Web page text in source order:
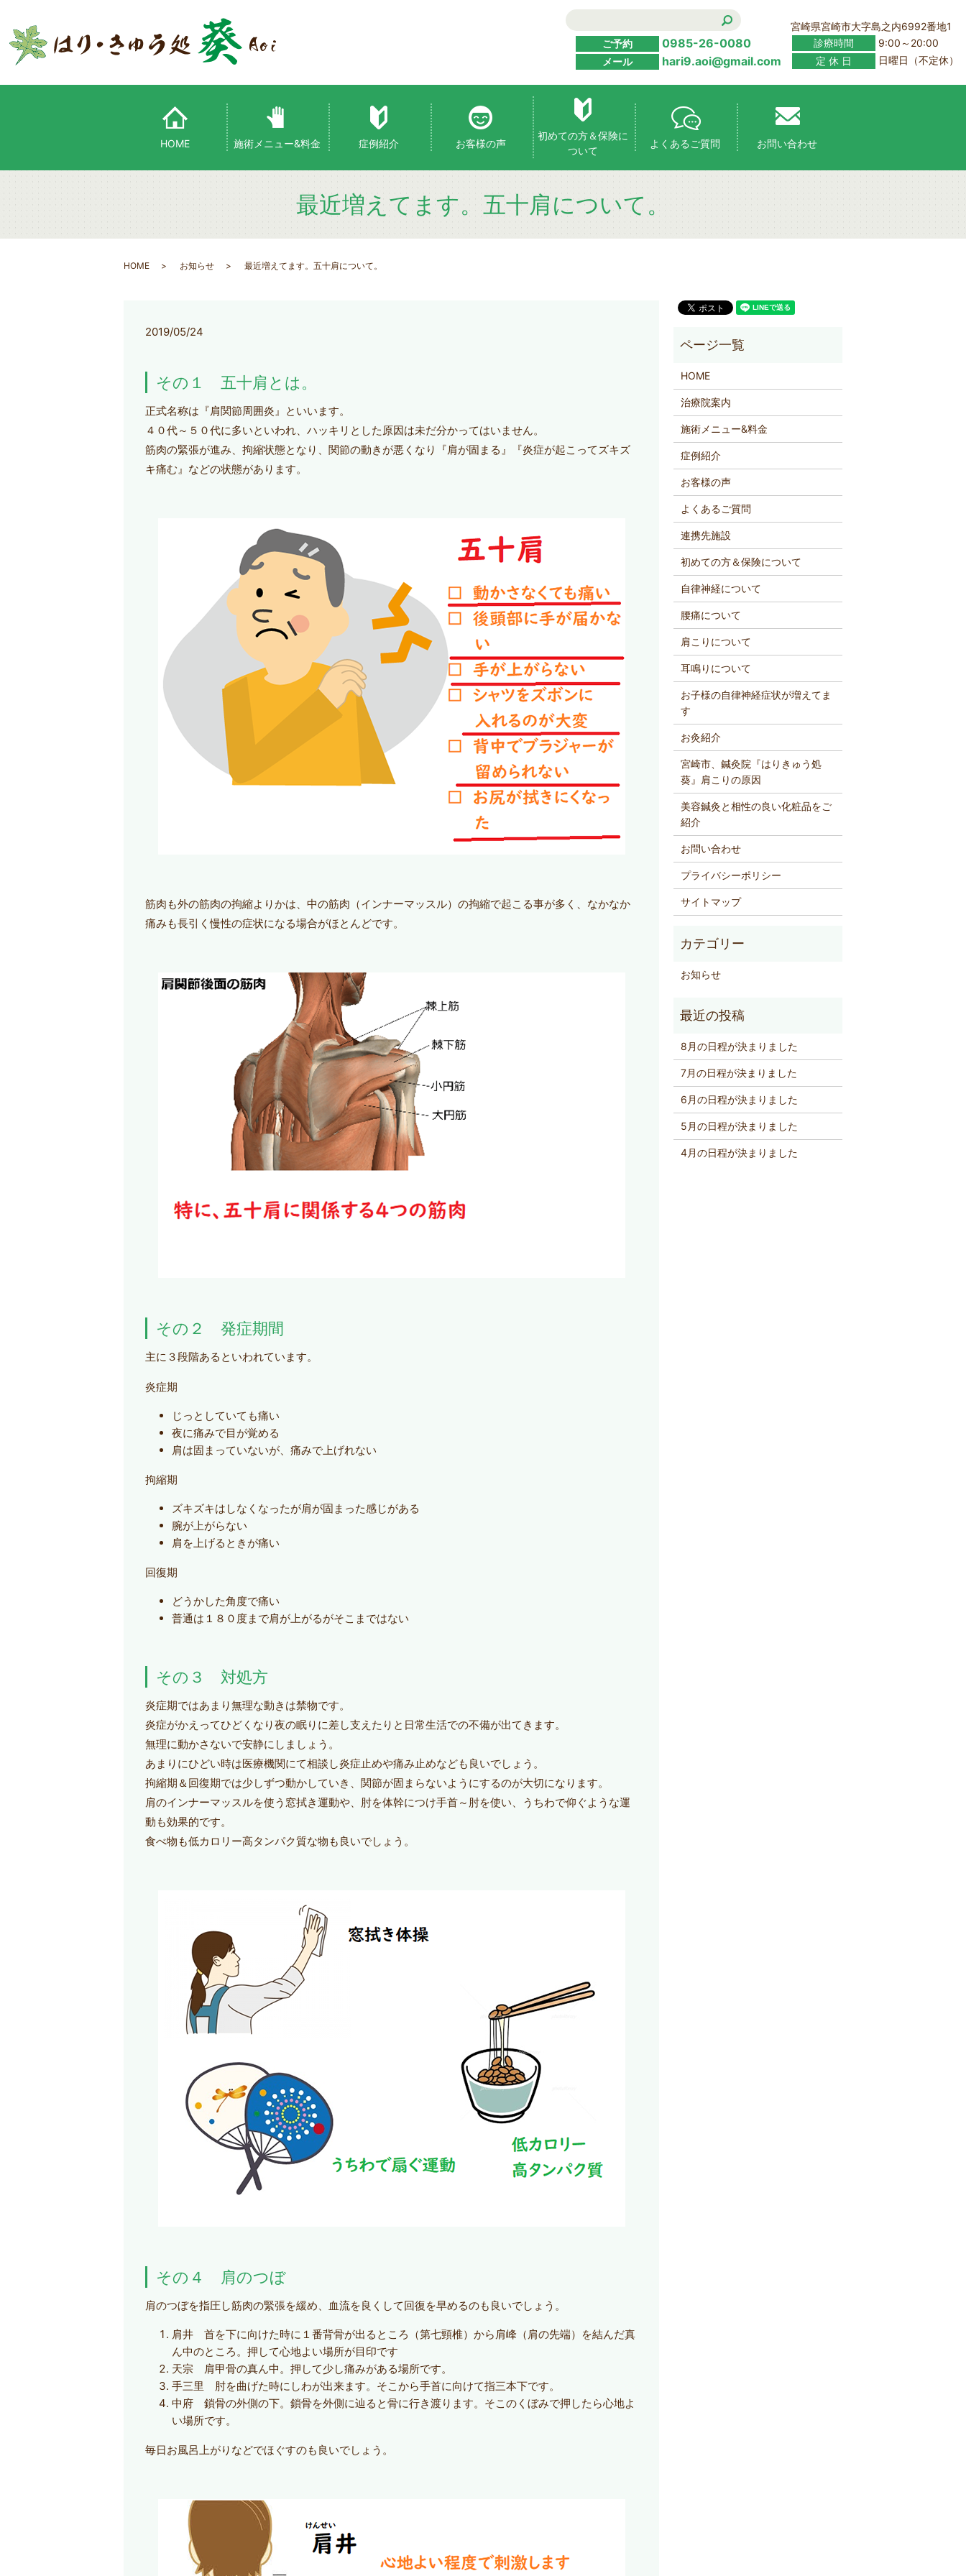
HOME 施術メニュー&料金 症例紹介 お客様の声
初めての方＆保険に
ついて
よくあるご質問 お問い合わせ
ご予約 0985-26-0080
メール hari9.aoi@gmail.com
宮崎県宮崎市大字島之内6992番地1
診療時間
9:00～20:00
定 休 日
日曜日（不定休）
最近増えてます。五十肩について。
HOME お知らせ 最近増えてます。五十肩について。
2019/05/24
その１ 五十肩とは。
正式名称は『肩関節周囲炎』といいます。
４０代～５０代に多いといわれ、ハッキリとした原因は未だ分かってはいません。
筋肉の緊張が進み、拘縮状態となり、関節の動きが悪くなり『肩が固まる』『炎症が起こってズキズ
キ痛む』などの状態があります。
筋肉も外の筋肉の拘縮よりかは、中の筋肉（インナーマッスル）の拘縮で起こる事が多く、なかなか
痛みも長引く慢性の症状になる場合がほとんどです。
その２ 発症期間
主に３段階あるといわれています。
炎症期
じっとしていても痛い
夜に痛みで目が覚める
肩は固まっていないが、痛みで上げれない
拘縮期
ズキズキはしなくなったが肩が固まった感じがある
腕が上がらない
肩を上げるときが痛い
回復期
どうかした角度で痛い
普通は１８０度まで肩が上がるがそこまではない
その３ 対処方
炎症期ではあまり無理な動きは禁物です。
炎症がかえってひどくなり夜の眠りに差し支えたりと日常生活での不備が出てきます。
無理に動かさないで安静にしましょう。
あまりにひどい時は医療機関にて相談し炎症止めや痛み止めなども良いでしょう。
拘縮期＆回復期では少しずつ動かしていき、関節が固まらないようにするのが大切になります。
肩のインナーマッスルを使う窓拭き運動や、肘を体幹につけ手首～肘を使い、うちわで仰ぐような運
動も効果的です。
食べ物も低カロリー高タンパク質な物も良いでしょう。
その４ 肩のつぼ
肩のつぼを指圧し筋肉の緊張を緩め、血流を良くして回復を早めるのも良いでしょう。
肩井 首を下に向けた時に１番背骨が出るところ（第七頸椎）から肩峰（肩の先端）を結んだ真
ん中のところ。押して心地よい場所が目印です
天宗 肩甲骨の真ん中。押して少し痛みがある場所です。
手三里 肘を曲げた時にしわが出来ます。そこから手首に向けて指三本下です。
中府 鎖骨の外側の下。鎖骨を外側に辿ると骨に行き渡ります。そこのくぼみで押したら心地よ
い場所です。
毎日お風呂上がりなどでほぐすのも良いでしょう。
HOME
治療院案内
施術メニュー&料金
症例紹介
お客様の声
よくあるご質問
連携先施設
初めての方＆保険について
自律神経について
腰痛について
肩こりについて
耳鳴りについて
お子様の自律神経症状が増えてま
す
お灸紹介
宮崎市、鍼灸院『はりきゅう処
葵』肩こりの原因
美容鍼灸と相性の良い化粧品をご
紹介
お問い合わせ
プライバシーポリシー
サイトマップ
お知らせ
8月の日程が決まりました
7月の日程が決まりました
6月の日程が決まりました
5月の日程が決まりました
4月の日程が決まりました